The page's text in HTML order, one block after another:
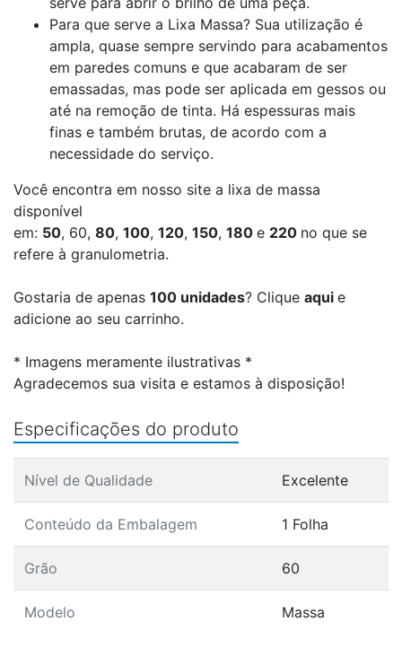
Para que serve a Lixa Massa? Sua utilização é
ampla, quase sempre servindo para acabamentos
em paredes comuns e que acabaram de ser
emassadas, mas pode ser aplicada em gessos ou
até na remoção de tinta. Há espessuras mais
finas e também brutas, de acordo com a
necessidade do serviço.
Você encontra em nosso site a lixa de massa
disponível
em: 50, 60, 80, 100, 120, 150, 180 e 220 no que se
refere à granulometria.
Gostaria de apenas 100 unidades? Clique aqui e
adicione ao seu carrinho.
* Imagens meramente ilustrativas *
Agradecemos sua visita e estamos à disposição!
Especificações do produto
Nível de Qualidade Excelente
Conteúdo da Embalagem 1 Folha
Grão 60
Modelo Massa